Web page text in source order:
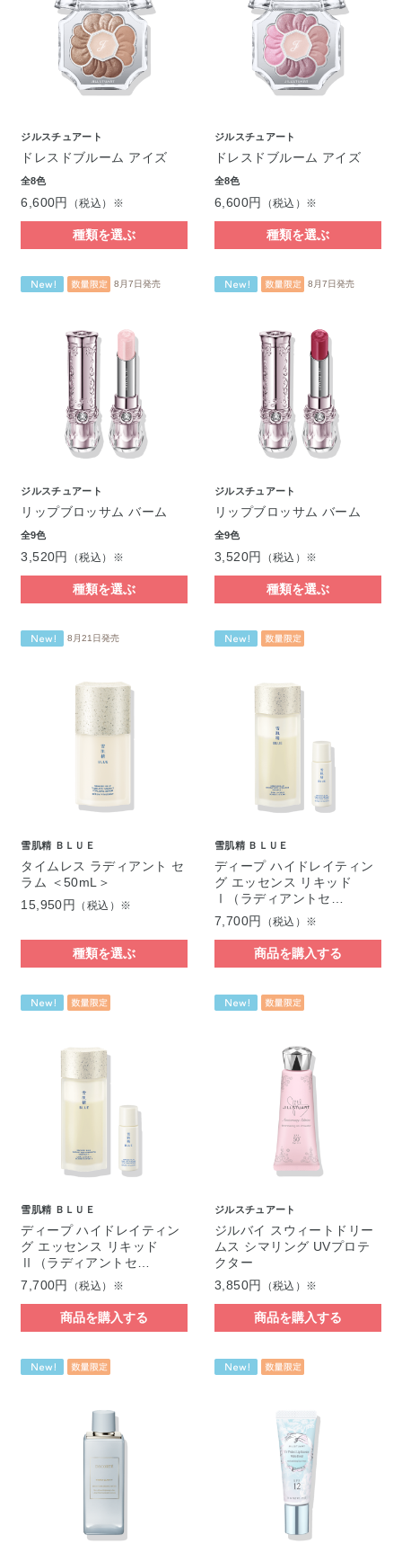
ジルスチュアート
ドレスドブルーム アイズ
全8色
6,600円 （税込）※
種類を選ぶ
ジルスチュアート
ドレスドブルーム アイズ
全8色
6,600円 （税込）※
種類を選ぶ
8月7日発売
ジルスチュアート
リップブロッサム バーム
全9色
3,520円 （税込）※
種類を選ぶ
8月7日発売
ジルスチュアート
リップブロッサム バーム
全9色
3,520円 （税込）※
種類を選ぶ
8月21日発売
雪肌精 ＢＬＵＥ
タイムレス ラディアント セ
ラム ＜50mL＞
15,950円
（税込）※
種類を選ぶ
雪肌精 ＢＬＵＥ
ディープ ハイドレイティン
グ エッセンス リキッド
Ⅰ（ラディアントセ…
7,700円
（税込）※
商品を購入する
雪肌精 ＢＬＵＥ
ディープ ハイドレイティン
グ エッセンス リキッド
Ⅱ（ラディアントセ…
7,700円
（税込）※
商品を購入する
ジルスチュアート
ジルバイ スウィートドリー
ムス シマリング UVプロテ
クター
3,850円
（税込）※
商品を購入する